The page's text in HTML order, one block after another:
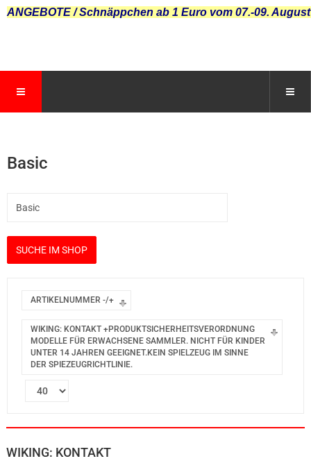
ANGEBOTE / Schnäppchen ab 1 Euro vom 07.-09.
Basic
ARTIKELNUMMER -/+
WIKING: KONTAKT +PRODUKTSICHERHEITSVERORDNUNG
MODELLE FÜR ERWACHSENE SAMMLER. NICHT FÜR KINDER
UNTER 14 JAHREN GEEIGNET.KEIN SPIELZEUG IM SINNE
DER SPIEZEUGRICHTLINIE.
WIKING: KONTAKT